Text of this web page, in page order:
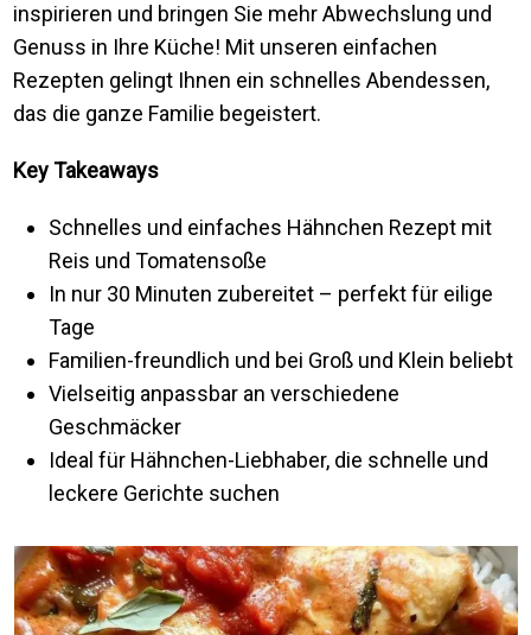
inspirieren und bringen Sie mehr Abwechslung und
Genuss in Ihre Küche! Mit unseren einfachen
Rezepten gelingt Ihnen ein schnelles Abendessen,
das die ganze Familie begeistert.
Key Takeaways
Schnelles und einfaches Hähnchen Rezept mit
Reis und Tomatensoße
In nur 30 Minuten zubereitet – perfekt für eilige
Tage
Familien-freundlich und bei Groß und Klein beliebt
Vielseitig anpassbar an verschiedene
Geschmäcker
Ideal für Hähnchen-Liebhaber, die schnelle und
leckere Gerichte suchen